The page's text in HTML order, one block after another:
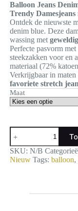
Balloon Jeans
Trendy Damesjeans
Ontdek de nieuwste
denim blue. Deze
wassing met
Perfecte pasvorm
steekzakken voor en
materiaal (72%
Verkrijgbaar in maten
favoriete stretch
Maat
Balloon
Jeans
Denim
Blue
aantal
SKU: N/B
Nieuw Tags: balloon,